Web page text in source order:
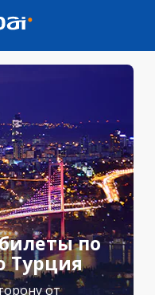
по
Турция
от